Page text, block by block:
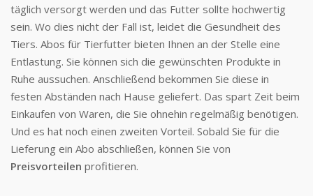
täglich versorgt werden und das Futter sollte hochwertig
sein. Wo dies nicht der Fall ist, leidet die Gesundheit des
Tiers. Abos für Tierfutter bieten Ihnen an der Stelle eine
Entlastung. Sie können sich die gewünschten Produkte in
Ruhe aussuchen. Anschließend bekommen Sie diese in
festen Abständen nach Hause geliefert. Das spart Zeit beim
Einkaufen von Waren, die Sie ohnehin regelmäßig benötigen.
Und es hat noch einen zweiten Vorteil. Sobald Sie für die
Lieferung ein Abo abschließen, können Sie von
Preisvorteilen profitieren.